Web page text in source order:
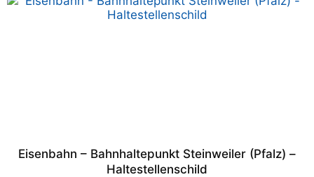
Eisenbahn – Bahnhaltepunkt Steinweiler (Pfalz) –
Haltestellenschild